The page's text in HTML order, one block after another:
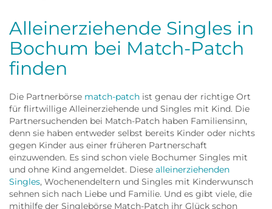
Alleinerziehende Singles in
Bochum bei Match-Patch
finden
Die Partnerbörse match-patch ist genau der richtige Ort
für flirtwillige Alleinerziehende und Singles mit Kind. Die
Partnersuchenden bei Match-Patch haben Familiensinn,
denn sie haben entweder selbst bereits Kinder oder nichts
gegen Kinder aus einer früheren Partnerschaft
einzuwenden. Es sind schon viele Bochumer Singles mit
und ohne Kind angemeldet. Diese alleinerziehenden
Singles, Wochenendeltern und Singles mit Kinderwunsch
sehnen sich nach Liebe und Familie. Und es gibt viele, die
mithilfe der Singlebörse Match-Patch ihr Glück schon